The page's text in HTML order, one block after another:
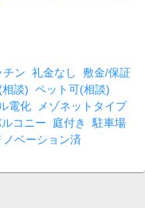
チン 礼金なし
敷金/保証
談) ペット可(相談)
電化
メゾネットタイプ
コニー 庭付き
駐車場
ノベーション済